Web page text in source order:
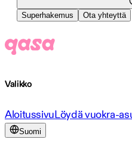
Superhakemus Ota yhteyttä
Valikko
AloitussivuLöydä vuokra-
Suomi